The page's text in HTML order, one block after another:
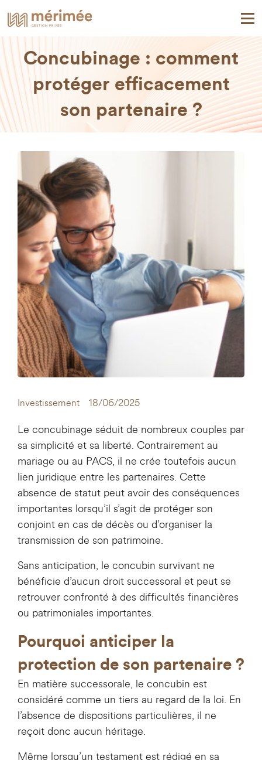
Concubinage : comment
protéger efficacement
son partenaire ?
Investissement 18/06/2025
Le concubinage séduit de nombreux couples par
sa simplicité et sa liberté. Contrairement au
mariage ou au PACS, il ne crée toutefois aucun
lien juridique entre les partenaires. Cette
absence de statut peut avoir des conséquences
importantes lorsqu’il s’agit de protéger son
conjoint en cas de décès ou d’organiser la
transmission de son patrimoine.
Sans anticipation, le concubin survivant ne
bénéficie d’aucun droit successoral et peut se
retrouver confronté à des difficultés financières
ou patrimoniales importantes.
Pourquoi anticiper la
protection de son partenaire ?
En matière successorale, le concubin est
considéré comme un tiers au regard de la loi. En
l’absence de dispositions particulières, il ne
reçoit donc aucun héritage.
Même lorsqu’un testament est rédigé en sa